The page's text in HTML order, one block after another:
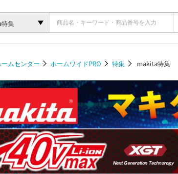
集
ムセンター ホームワイドPRO 特集 makita特集